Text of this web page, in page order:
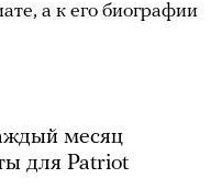
а к его биографии
месяц
для Patriot